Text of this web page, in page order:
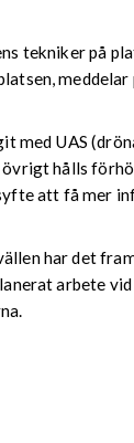
tekniker på
meddelar
med UAS
övrigt hålls
att få mer
har det
arbete